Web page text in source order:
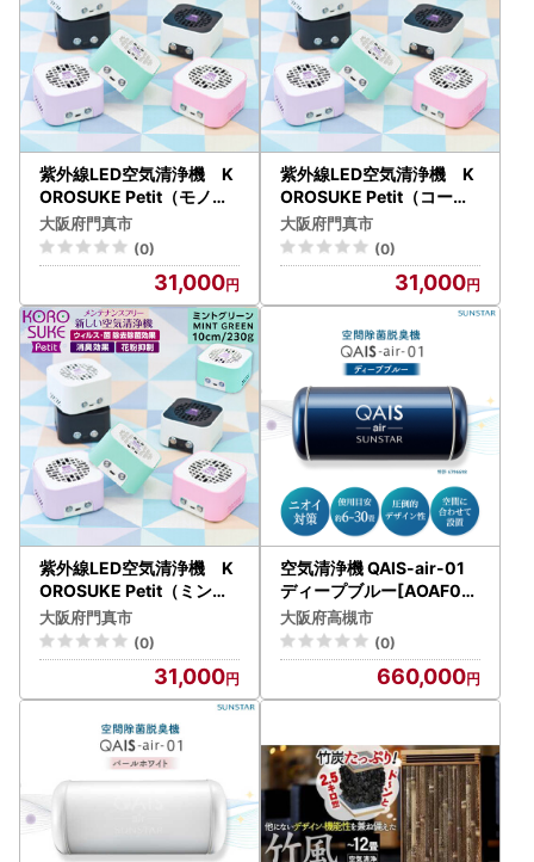
紫外線LED空気清浄機 K
OROSUKE Petit（モノト
ーン） 卓上 コンパクト 空
気清浄機 除菌
大阪府門真市
(0)
31,000
紫外線LED空気清浄機 K
OROSUKE Petit（コーラ
ルピンク） 卓上 コンパク
ト 空気清浄機 除菌
大阪府門真市
(0)
31,000
紫外線LED空気清浄機 K
OROSUKE Petit（ミント
グリーン） 卓上 コンパク
ト 空気清浄機 除菌
大阪府門真市
(0)
31,000
空気清浄機 QAIS-air-01
ディープブルー[AOAF00
7] 空気清浄機
大阪府高槻市
(0)
660,000